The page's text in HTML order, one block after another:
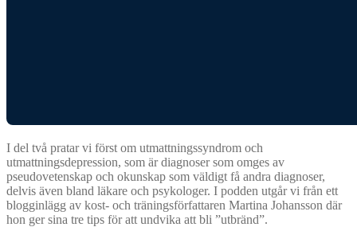
I del två pratar vi först om utmattningssyndrom och
utmattningsdepression, som är diagnoser som omges av
pseudovetenskap och okunskap som väldigt få andra diagnoser,
delvis även bland läkare och psykologer. I podden utgår vi från ett
blogginlägg av kost- och träningsförfattaren Martina Johansson där
hon ger sina tre tips för att undvika att bli ”utbränd”.